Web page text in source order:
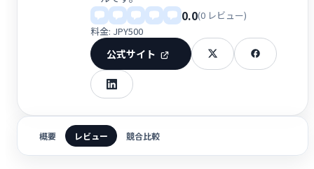
0.0(0 レビュー)
料金: JPY500
公式サイト
概要 レビュー 競合比較